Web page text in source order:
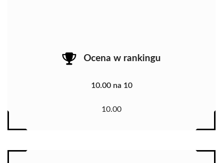
Ocena w rankingu
10.00 na 10
10.00